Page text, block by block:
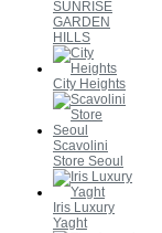
SUNRISE
GARDEN
HILLS
City Heights
Scavolini
Store Seoul
Iris Luxury
Yaght